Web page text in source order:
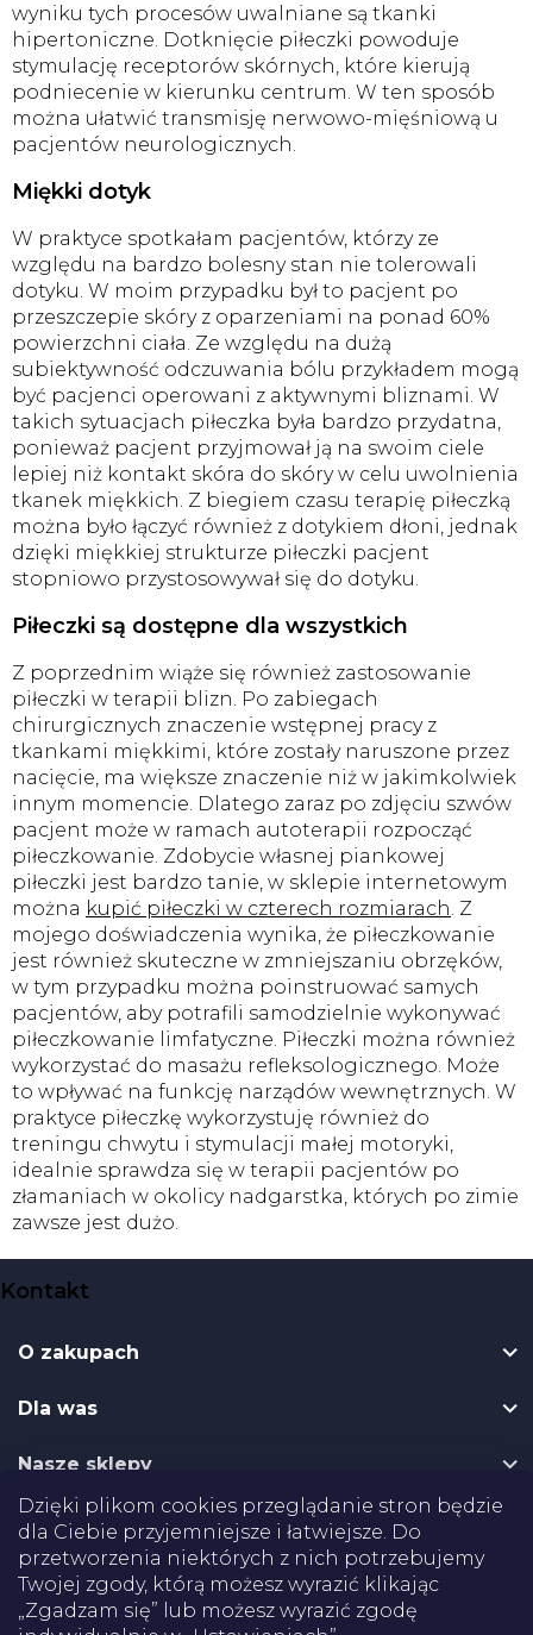
Dzięki plikom cookies przeglądanie stron będzie
dla Ciebie przyjemniejsze i łatwiejsze. Do
przetworzenia niektórych z nich potrzebujemy
Twojej zgody, którą możesz wyrazić klikając
„Zgadzam się” lub możesz wyrazić zgodę
wyniku tych procesów uwalniane są tkanki
hipertoniczne. Dotknięcie piłeczki powoduje
stymulację receptorów skórnych, które kierują
podniecenie w kierunku centrum. W ten sposób
można ułatwić transmisję nerwowo-mięśniową u
pacjentów neurologicznych.
Miękki dotyk
W praktyce spotkałam pacjentów, którzy ze
względu na bardzo bolesny stan nie tolerowali
dotyku. W moim przypadku był to pacjent po
przeszczepie skóry z oparzeniami na ponad 60%
powierzchni ciała. Ze względu na dużą
subiektywność odczuwania bólu przykładem mogą
być pacjenci operowani z aktywnymi bliznami. W
takich sytuacjach piłeczka była bardzo przydatna,
ponieważ pacjent przyjmował ją na swoim ciele
lepiej niż kontakt skóra do skóry w celu uwolnienia
tkanek miękkich. Z biegiem czasu terapię piłeczką
można było łączyć również z dotykiem dłoni, jednak
dzięki miękkiej strukturze piłeczki pacjent
stopniowo przystosowywał się do dotyku.
Piłeczki są dostępne dla wszystkich
Z poprzednim wiąże się również zastosowanie
piłeczki w terapii blizn. Po zabiegach
chirurgicznych znaczenie wstępnej pracy z
tkankami miękkimi, które zostały naruszone przez
nacięcie, ma większe znaczenie niż w jakimkolwiek
innym momencie. Dlatego zaraz po zdjęciu szwów
pacjent może w ramach autoterapii rozpocząć
piłeczkowanie. Zdobycie własnej piankowej
piłeczki jest bardzo tanie, w sklepie internetowym
można kupić piłeczki w czterech rozmiarach. Z
mojego doświadczenia wynika, że ​​piłeczkowanie
jest również skuteczne w zmniejszaniu obrzęków,
w tym przypadku można poinstruować samych
pacjentów, aby potrafili samodzielnie wykonywać
piłeczkowanie limfatyczne. Piłeczki można również
wykorzystać do masażu refleksologicznego. Może
to wpływać na funkcję narządów wewnętrznych. W
praktyce piłeczkę wykorzystuję również do
treningu chwytu i stymulacji małej motoryki,
idealnie sprawdza się w terapii pacjentów po
złamaniach w okolicy nadgarstka, których po zimie
zawsze jest dużo.
t
Kontakt
O zakupach
Dla was
Nasze sklepy
Dostawa
Płatności